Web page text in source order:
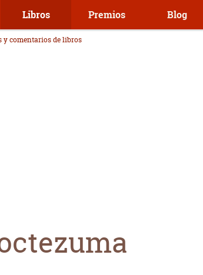
Libros Premios Blog
y comentarios de libros